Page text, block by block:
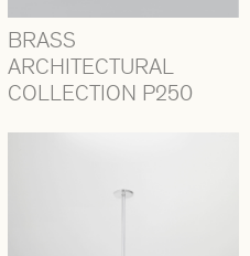
BRASS
ARCHITECTURAL
COLLECTION P250